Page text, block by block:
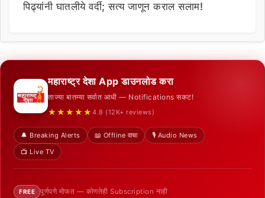
पिढ्यांनी घातलीये वर्दी; सत्य जाणून कराल सलाम!
महाराष्ट्र देशा App डाउनलोड करा
ताज्या बातम्या सर्वात आधी — Notifications सकट!
★★★★★ 4.8 (12K+ reviews)
🔔 Breaking Alerts 📖 Offline वाचा
🎙️ Audio News
📺 Live TV
FREE पूर्णपणे मोफत — कोणतेही Subscription नाही